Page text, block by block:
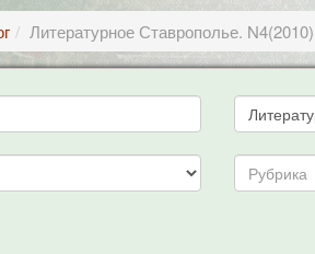
Литературное Ставрополье.